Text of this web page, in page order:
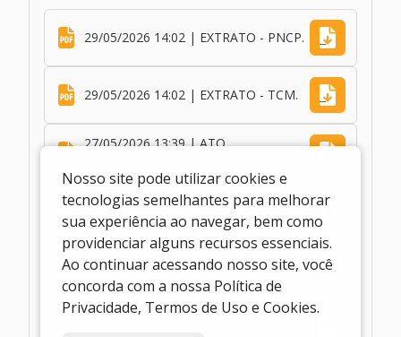
29/05/2026 14:02 | EXTRATO - PNCP.
29/05/2026 14:02 | EXTRATO - TCM.
27/05/2026 13:39 | ATO
26/05/2026 17:06 | DECLARAÇÃO
20/05/2026 14:48 | AVISO
20/05/2026 14:48 | TERMO
Nosso site pode utilizar cookies e
tecnologias semelhantes para melhorar
sua experiência ao navegar, bem como
providenciar alguns recursos essenciais.
Ao continuar acessando nosso site, você
concorda com a nossa Política de
Privacidade, Termos de Uso e Cookies.